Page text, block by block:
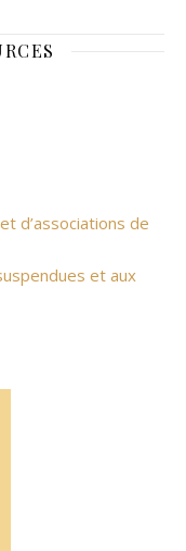
d’associations de
et aux